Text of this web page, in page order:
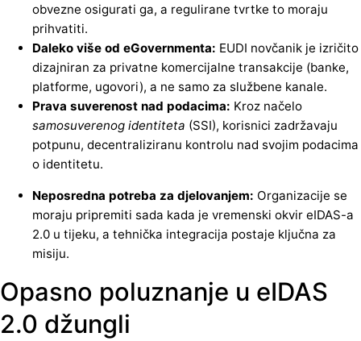
obvezne osigurati ga, a regulirane tvrtke to moraju
prihvatiti.
Daleko više od eGovernmenta: EUDI novčanik je izričito
dizajniran za privatne komercijalne transakcije (banke,
platforme, ugovori), a ne samo za službene kanale.
Prava suverenost nad podacima: Kroz načelo
samosuverenog identiteta (SSI), korisnici zadržavaju
potpunu, decentraliziranu kontrolu nad svojim podacima
o identitetu.
Neposredna potreba za djelovanjem: Organizacije se
moraju pripremiti sada kada je vremenski okvir eIDAS-a
2.0 u tijeku, a tehnička integracija postaje ključna za
misiju.
Opasno poluznanje u eIDAS
2.0 džungli